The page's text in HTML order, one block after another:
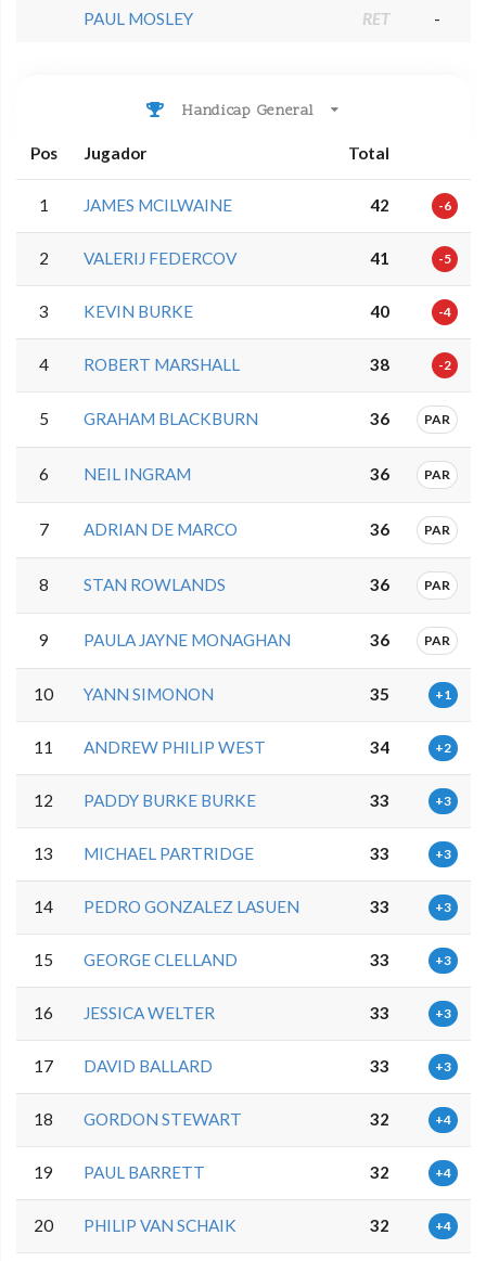
PAUL MOSLEY RET -
Handicap General
Pos Jugador Total
1 JAMES MCILWAINE 42 -6
2 VALERIJ FEDERCOV 41 -5
3 KEVIN BURKE 40 -4
4 ROBERT MARSHALL 38 -2
5 GRAHAM BLACKBURN 36 PAR
6 NEIL INGRAM 36 PAR
7 ADRIAN DE MARCO 36 PAR
8 STAN ROWLANDS 36 PAR
9 PAULA JAYNE MONAGHAN 36 PAR
10 YANN SIMONON 35 +1
11 ANDREW PHILIP WEST 34 +2
12 PADDY BURKE BURKE 33 +3
13 MICHAEL PARTRIDGE 33 +3
14 PEDRO GONZALEZ LASUEN 33 +3
15 GEORGE CLELLAND 33 +3
16 JESSICA WELTER 33 +3
17 DAVID BALLARD 33 +3
18 GORDON STEWART 32 +4
19 PAUL BARRETT 32 +4
20 PHILIP VAN SCHAIK 32 +4